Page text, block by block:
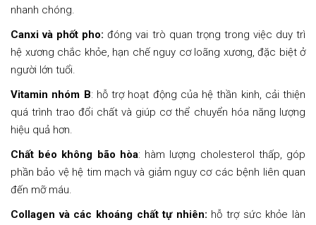
nhanh chóng.
Canxi và phốt pho: đóng vai trò quan trọng trong việc duy trì
hệ xương chắc khỏe, hạn chế nguy cơ loãng xương, đặc biệt ở
người lớn tuổi.
Vitamin nhóm B: hỗ trợ hoạt động của hệ thần kinh, cải thiện
quá trình trao đổi chất và giúp cơ thể chuyển hóa năng lượng
hiệu quả hơn.
Chất béo không bão hòa: hàm lượng cholesterol thấp, góp
phần bảo vệ hệ tim mạch và giảm nguy cơ các bệnh liên quan
đến mỡ máu.
Collagen và các khoáng chất tự nhiên: hỗ trợ sức khỏe làn